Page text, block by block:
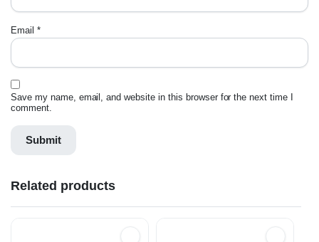
Email *
Save my name, email, and website in this browser for the next time I
comment.
Related products